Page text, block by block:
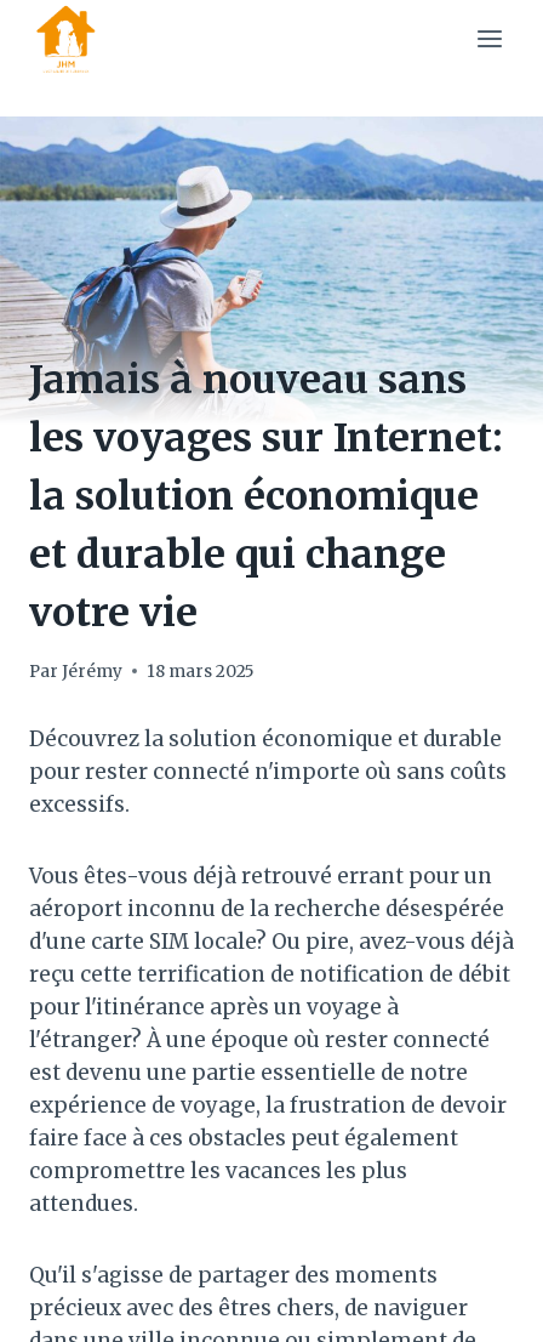
content
Jamais à nouveau sans
les voyages sur Internet:
la solution économique
et durable qui change
votre vie
Par Jérémy 18 mars 2025
Découvrez la solution économique et durable
pour rester connecté n'importe où sans coûts
excessifs.
Vous êtes-vous déjà retrouvé errant pour un
aéroport inconnu de la recherche désespérée
d'une carte SIM locale? Ou pire, avez-vous déjà
reçu cette terrification de notification de débit
pour l'itinérance après un voyage à
l'étranger? À une époque où rester connecté
est devenu une partie essentielle de notre
expérience de voyage, la frustration de devoir
faire face à ces obstacles peut également
compromettre les vacances les plus
attendues.
Qu'il s'agisse de partager des moments
précieux avec des êtres chers, de naviguer